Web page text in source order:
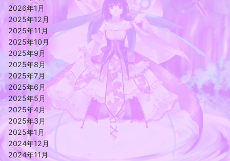
2026年1月
2025年12月
2025年11月
2025年10月
2025年9月
2025年8月
2025年7月
2025年6月
2025年5月
2025年4月
2025年3月
2025年1月
2024年12月
2024年11月